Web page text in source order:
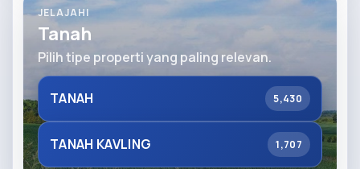
JELAJAHI
Tanah
Pilih tipe properti yang paling relevan.
TANAH 5,430
TANAH KAVLING 1,707